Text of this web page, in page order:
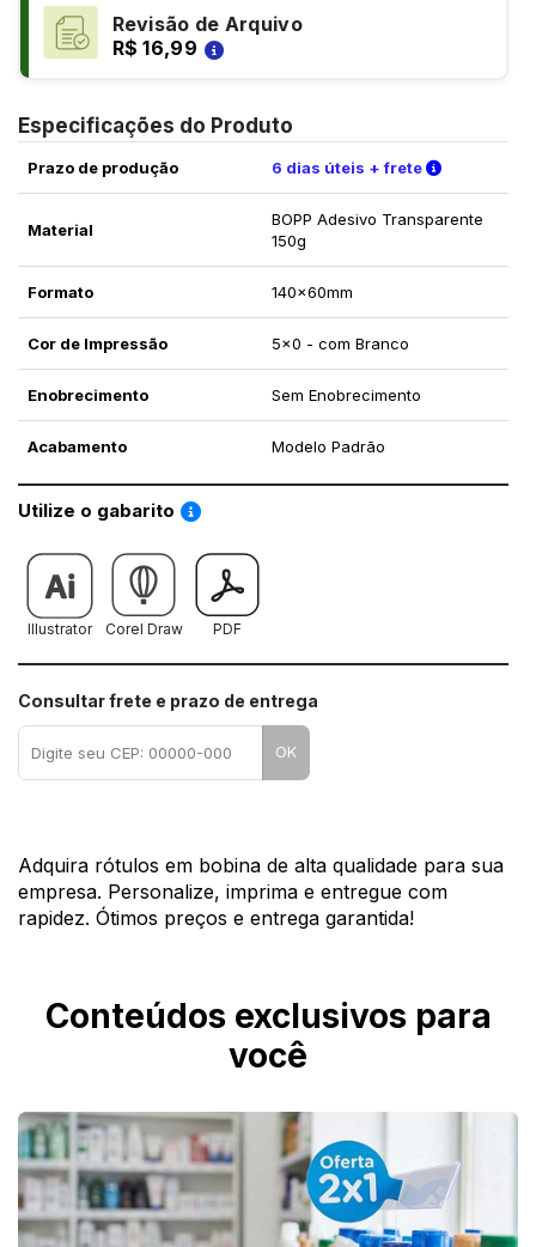
Revisão de Arquivo
R$ 16,99
Especificações do Produto
Prazo de produção 6 dias úteis + frete Verifique
Material
BOPP Adesivo Transparente
150g
Formato 140x60mm
Cor de Impressão 5x0 - com Branco
Enobrecimento Sem Enobrecimento
Acabamento Modelo Padrão
Utilize o gabarito Saiba como utilizar os nossos gabaritos
Illustrator Corel Draw PDF
Consultar frete e prazo de entrega
OK
Adquira rótulos em bobina de alta qualidade para sua
empresa. Personalize, imprima e entregue com
rapidez. Ótimos preços e entrega garantida!
Conteúdos exclusivos para
você